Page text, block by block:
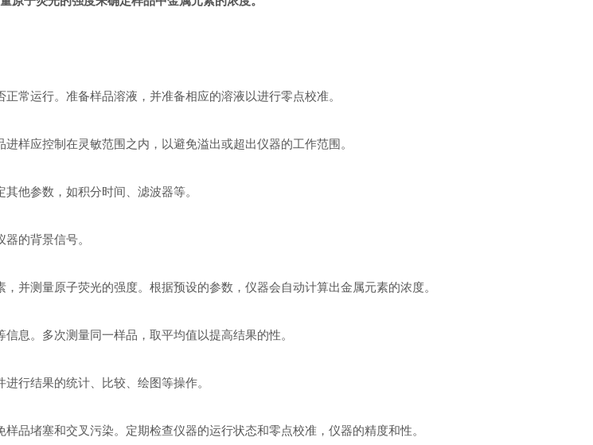
运行。准备样品溶液，并准备相应的溶液以进行零点校准。
应控制在灵敏范围之内，以避免溢出或超出仪器的工作范围。
他参数，如积分时间、滤波器等。
的背景信号。
测量原子荧光的强度。根据预设的参数，仪器会自动计算出金属元素的浓度。
。多次测量同一样品，取平均值以提高结果的性。
行结果的统计、比较、绘图等操作。
堵塞和交叉污染。定期检查仪器的运行状态和零点校准，仪器的精度和性。